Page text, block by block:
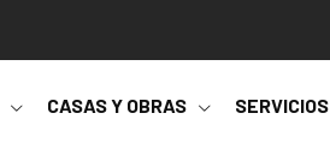
CASAS Y OBRAS SERVICIOS